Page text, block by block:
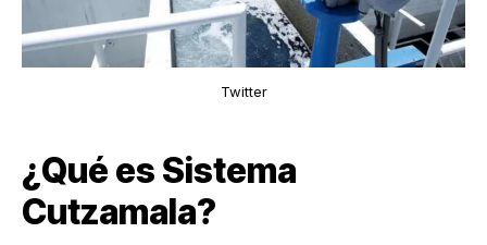
Twitter
¿Qué es Sistema
Cutzamala?